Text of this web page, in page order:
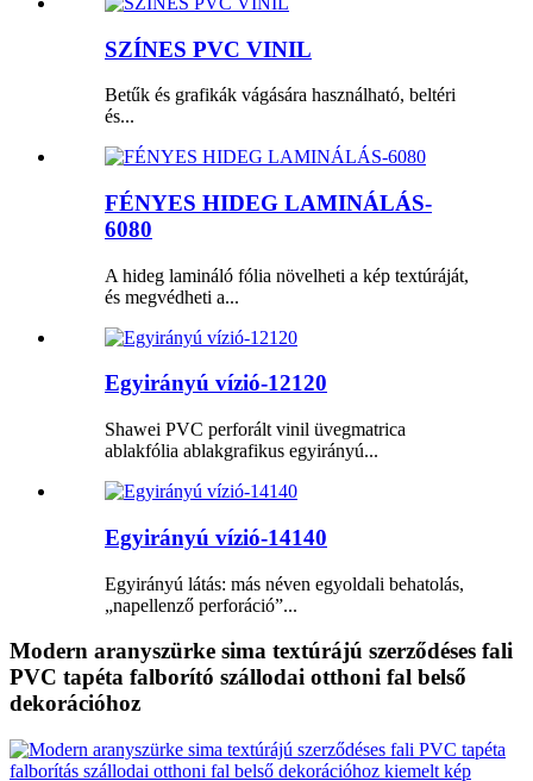
SZÍNES PVC VINIL
Betűk és grafikák vágására használható, beltéri
és...
FÉNYES HIDEG LAMINÁLÁS-
6080
A hideg lamináló fólia növelheti a kép textúráját,
és megvédheti a...
Egyirányú vízió-12120
Shawei PVC perforált vinil üvegmatrica
ablakfólia ablakgrafikus egyirányú...
Egyirányú vízió-14140
Egyirányú látás: más néven egyoldali behatolás,
„napellenző perforáció”...
Modern aranyszürke sima textúrájú szerződéses fali
PVC tapéta falborító szállodai otthoni fal belső
dekorációhoz